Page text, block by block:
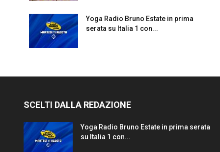
Yoga Radio Bruno Estate in prima
serata su Italia 1 con...
SCELTI DALLA REDAZIONE
Yoga Radio Bruno Estate in prima serata
su Italia 1 con...